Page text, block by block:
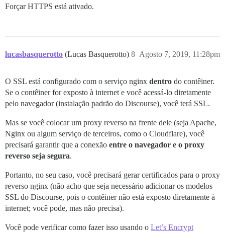
Forçar HTTPS está ativado.
lucasbasquerotto (Lucas Basquerotto) Agosto 7, 2019, 11:28pm
8
O SSL está configurado com o serviço nginx dentro do contêiner.
Se o contêiner for exposto à internet e você acessá-lo diretamente
pelo navegador (instalação padrão do Discourse), você terá SSL.
Mas se você colocar um proxy reverso na frente dele (seja Apache,
Nginx ou algum serviço de terceiros, como o Cloudflare), você
precisará garantir que a conexão entre o navegador e o proxy
reverso seja segura.
Portanto, no seu caso, você precisará gerar certificados para o proxy
reverso nginx (não acho que seja necessário adicionar os modelos
SSL do Discourse, pois o contêiner não está exposto diretamente à
internet; você pode, mas não precisa).
Você pode verificar como fazer isso usando o Let’s Encrypt